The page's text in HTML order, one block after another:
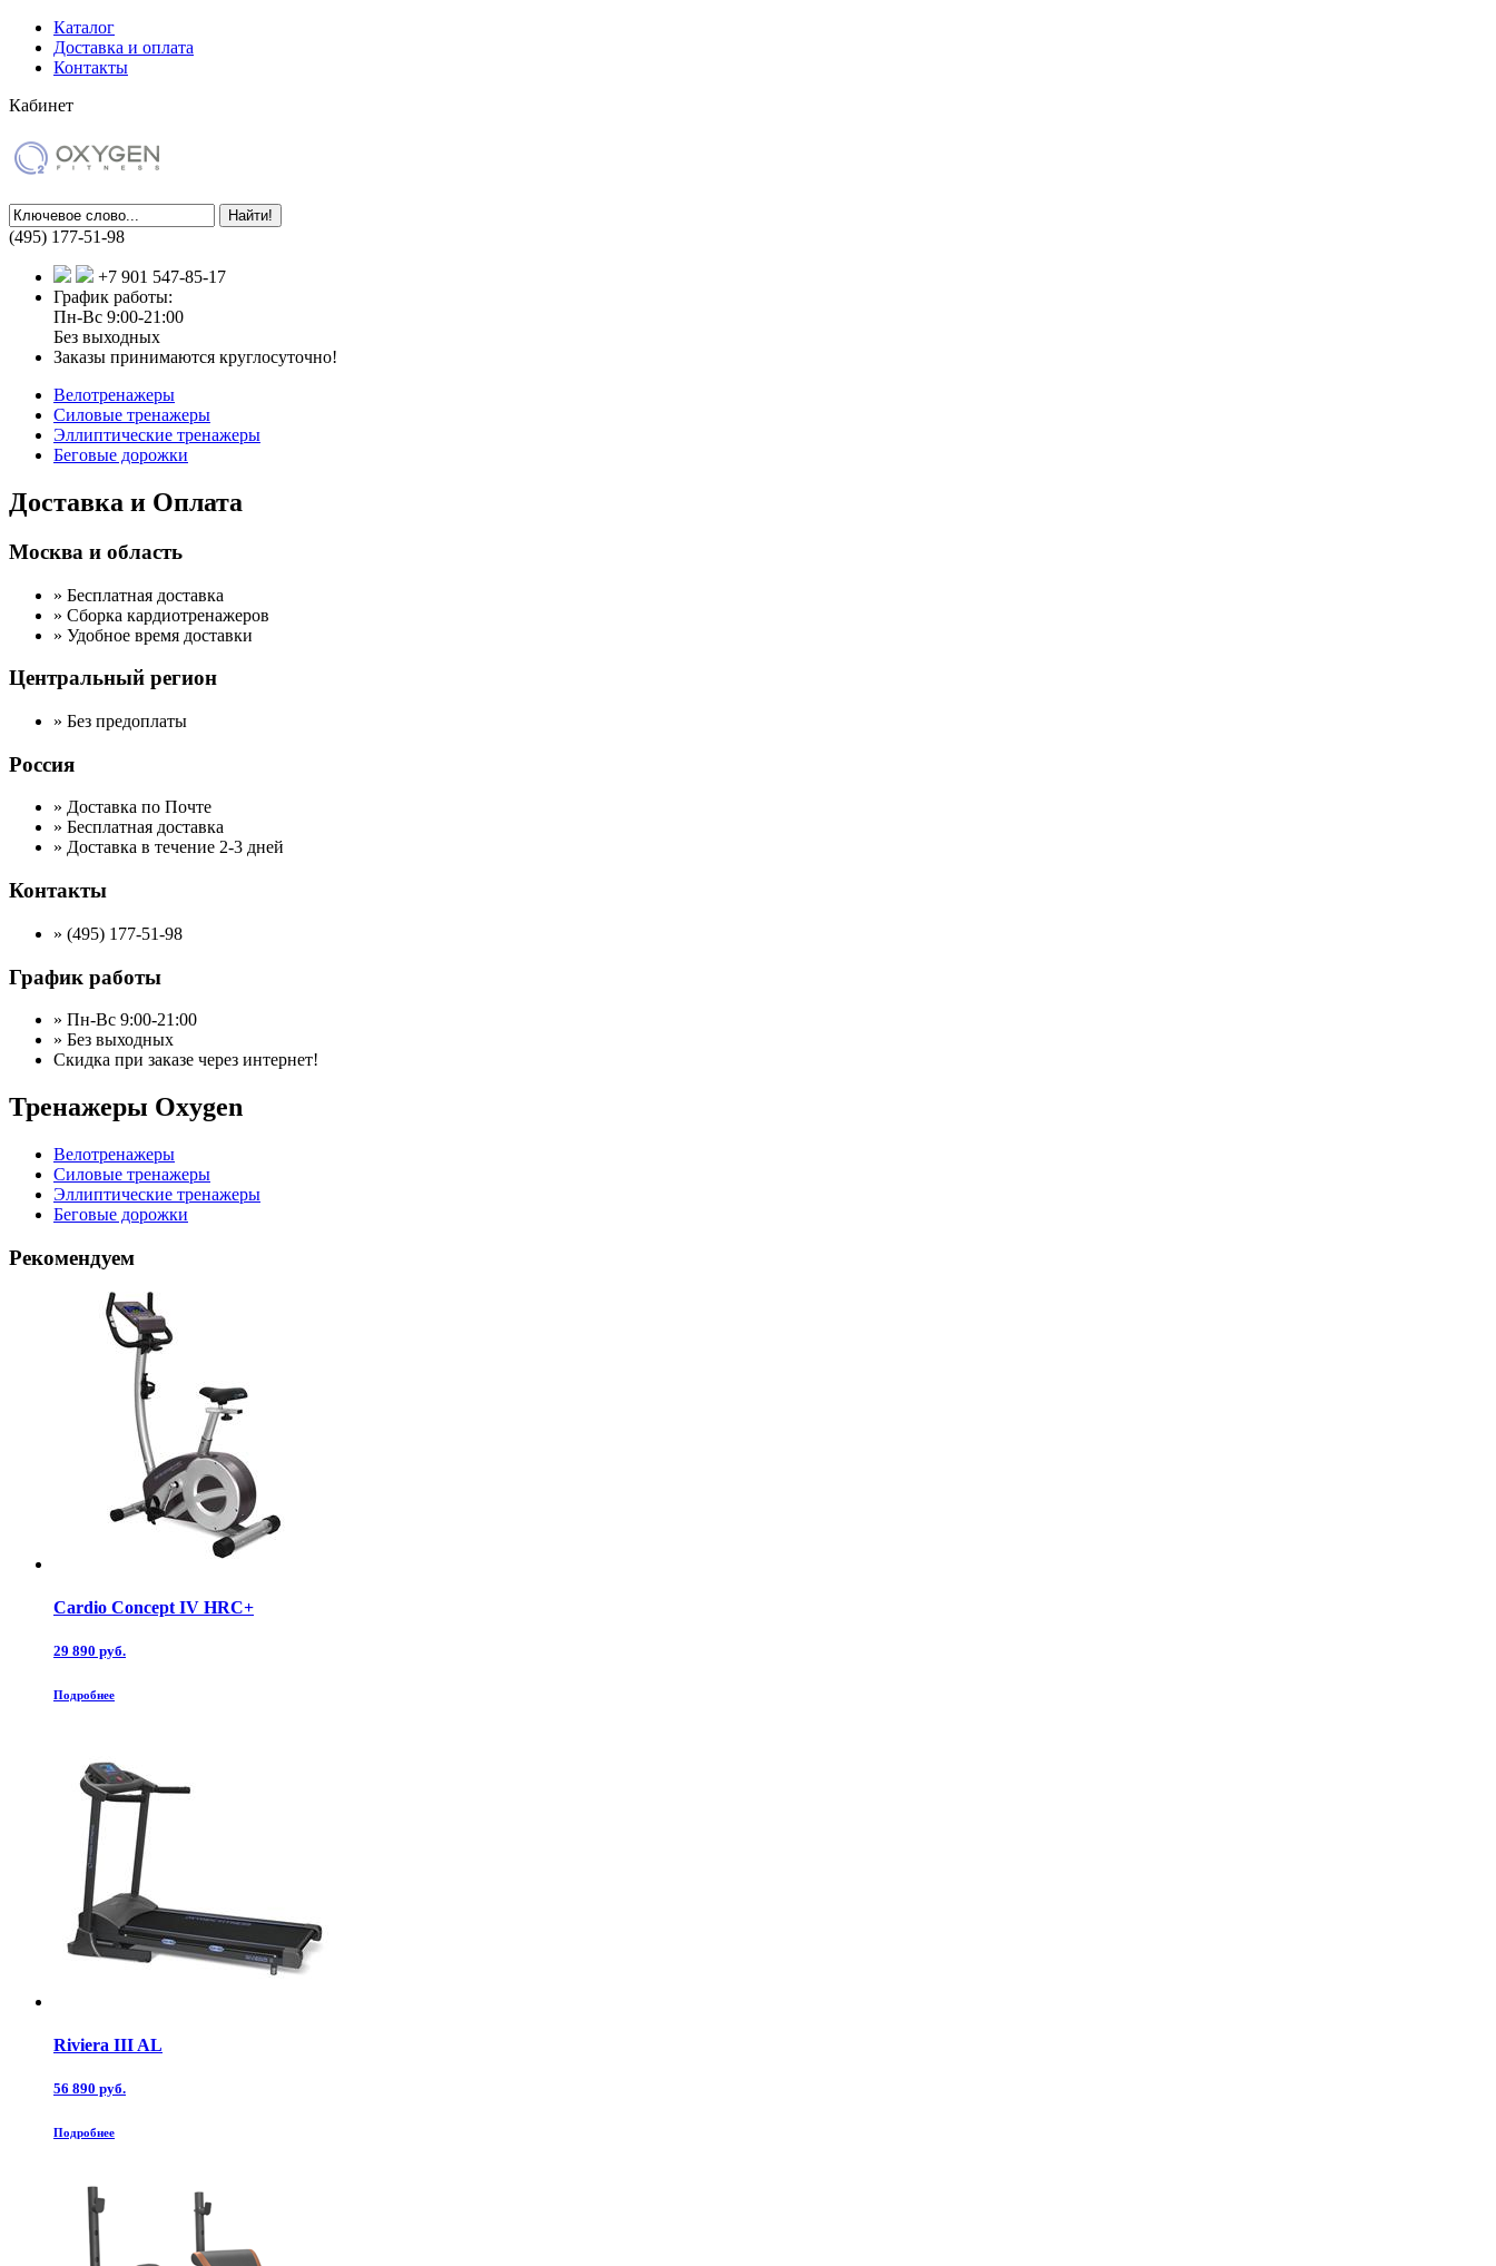
Каталог
Доставка и оплата
Контакты
Кабинет
(495) 177-51-98
+7 901 547-85-17
График работы:
Пн-Вс 9:00-21:00
Без выходных
Заказы принимаются круглосуточно!
Велотренажеры
Силовые тренажеры
Эллиптические тренажеры
Беговые дорожки
Доставка и Оплата
Москва и область
» Бесплатная доставка
» Сборка кардиотренажеров
» Удобное время доставки
Центральный регион
» Без предоплаты
Россия
» Доставка по Почте
» Бесплатная доставка
» Доставка в течение 2-3 дней
Контакты
» (495) 177-51-98
График работы
» Пн-Вс 9:00-21:00
» Без выходных
Скидка при заказе через интернет!
Тренажеры Oxygen
Велотренажеры
Силовые тренажеры
Эллиптические тренажеры
Беговые дорожки
Рекомендуем
Cardio Concept IV HRC+
29 890 руб.
Подробнее
Riviera III AL
56 890 руб.
Подробнее